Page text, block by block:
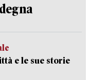
e le sue storie